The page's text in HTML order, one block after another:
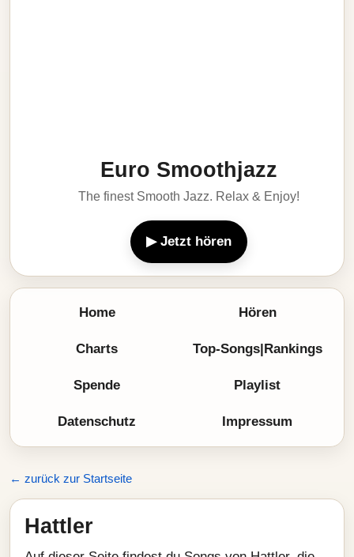
Euro Smoothjazz
The finest Smooth Jazz. Relax & Enjoy!
▶ Jetzt hören
Home Hören
Charts Top-Songs|Rankings
Spende Playlist
Datenschutz Impressum
← zurück zur Startseite
Hattler